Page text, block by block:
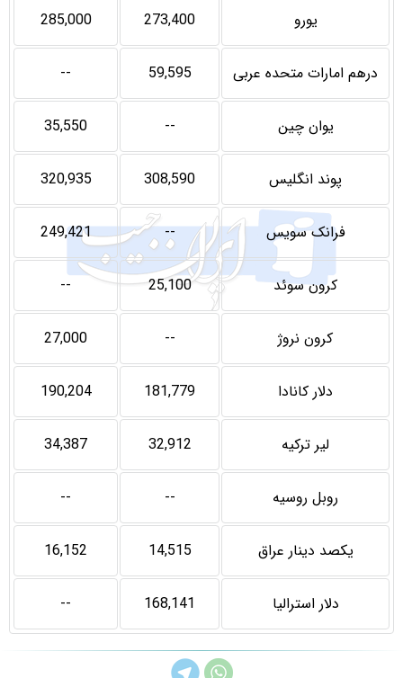
یورو 273,400
285,000
درهم امارات متحده عربی 59,595
--
یوان چین --
35,550
پوند انگلیس 308,590
320,935
فرانک سویس --
249,421
کرون سوئد 25,100
--
کرون نروژ --
27,000
دلار کانادا 181,779
190,204
لیر ترکیه 32,912
34,387
روبل روسيه --
--
يکصد دينار عراق 14,515
16,152
دلار استرالیا 168,141
--